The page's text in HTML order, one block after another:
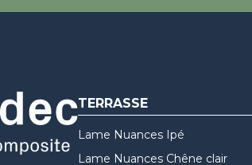
TERRASSE
Lame Nuances Ipé
Lame Nuances Chêne clair